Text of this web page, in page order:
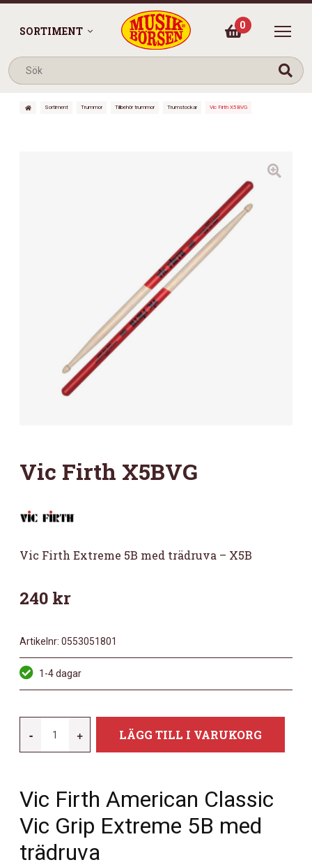
SORTIMENT 0
Sortiment Trummor Tillbehör trummor Trumstockar Vic Firth X5BVG
Vic Firth X5BVG
Vic Firth Extreme 5B med trädruva – X5B
240 kr
Artikelnr: 0553051801
1-4 dagar
- + LÄGG TILL I VARUKORG
Vic Firth American Classic
Vic Grip Extreme 5B med
trädruva